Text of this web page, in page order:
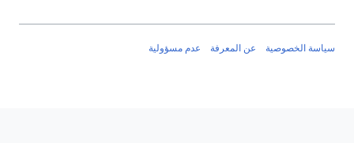
سياسة الخصوصية عن المعرفة عدم مسؤولية